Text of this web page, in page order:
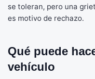
se toleran, pero una
es motivo de rechazo.
Qué puede
vehículo